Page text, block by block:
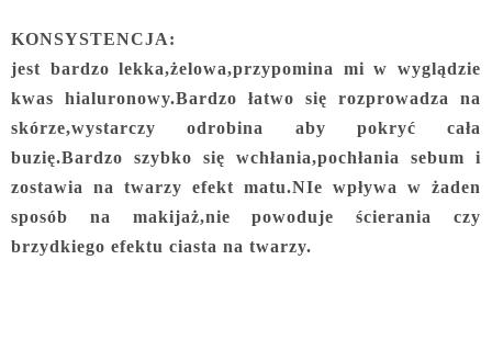
KONSYSTENCJA:
jest bardzo lekka,żelowa,przypomina mi w wyglądzie
kwas hialuronowy.Bardzo łatwo się rozprowadza na
skórze,wystarczy odrobina aby pokryć cała
buzię.Bardzo szybko się wchłania,pochłania sebum i
zostawia na twarzy efekt matu.NIe wpływa w żaden
sposób na makijaż,nie powoduje ścierania czy
brzydkiego efektu ciasta na twarzy.